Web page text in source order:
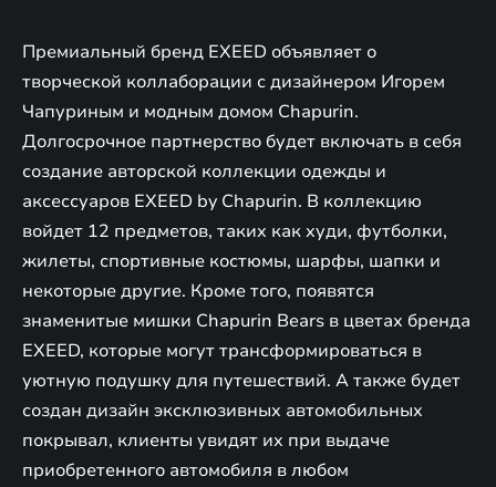
Премиальный бренд EXEED объявляет о
творческой коллаборации с дизайнером Игорем
Чапуриным и модным домом Chapurin.
Долгосрочное партнерство будет включать в себя
создание авторской коллекции одежды и
аксессуаров EXEED by Chapurin. В коллекцию
войдет 12 предметов, таких как худи, футболки,
жилеты, спортивные костюмы, шарфы, шапки и
некоторые другие. Кроме того, появятся
знаменитые мишки Chapurin Bears в цветах бренда
EXEED, которые могут трансформироваться в
уютную подушку для путешествий. А также будет
создан дизайн эксклюзивных автомобильных
покрывал, клиенты увидят их при выдаче
приобретенного автомобиля в любом